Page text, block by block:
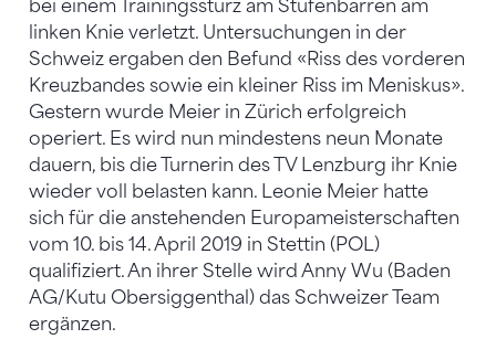
bei einem Trainingssturz am Stufenbarren am
linken Knie verletzt. Untersuchungen in der
Schweiz ergaben den Befund «Riss des vorderen
Kreuzbandes sowie ein kleiner Riss im Meniskus».
Gestern wurde Meier in Zürich erfolgreich
operiert. Es wird nun mindestens neun Monate
dauern, bis die Turnerin des TV Lenzburg ihr Knie
wieder voll belasten kann. Leonie Meier hatte
sich für die anstehenden Europameisterschaften
vom 10. bis 14. April 2019 in Stettin (POL)
qualifiziert. An ihrer Stelle wird Anny Wu (Baden
AG/Kutu Obersiggenthal) das Schweizer Team
ergänzen.